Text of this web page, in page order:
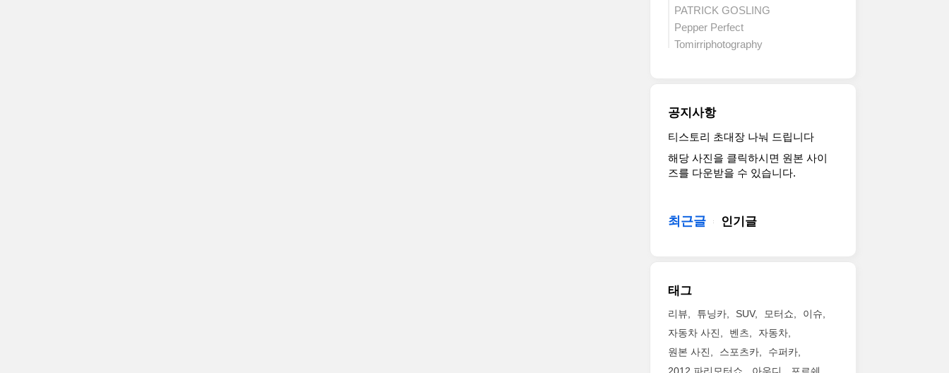
PATRICK GOSLING
Pepper Perfect
Tomirriphotography
공지사항
티스토리 초대장 나눠 드립니다
해당 사진을 클릭하시면 원본 사이
즈를 다운받을 수 있습니다.
최근글 인기글
태그
리뷰 튜닝카 SUV 모터쇼
이슈
자동차 사진
벤츠
자동차
원본 사진
스포츠카
수퍼카